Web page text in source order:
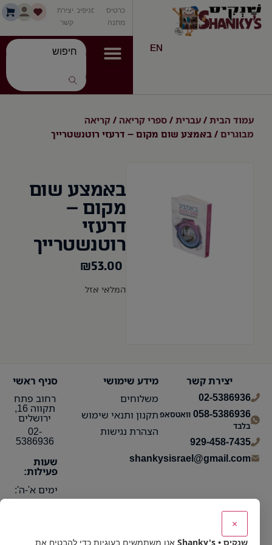
EN
כרטיס
מתנה
סניפים יצירת
קשר
עמוד הבית / עברית / ספרי קריאה / קריאה
מבוגרים / באמצע שום מקום – דרעזי רוטנשטרייך
באמצע שום
מקום –
דרעזי
רוטנשטרייך
₪53.00
המלאי אזל
מידע שימושי
משלוחים
תקנון ותנאי שימוש
הצהרת נגישות
סניף ראשי
רחוב פתח
תקווה 16,
ירושלים
02-
5386936
שעות
פעילות:
ימים א'-ה':
יצירת קשר
02-5386936
058-5386936 וואטסאפ
בלבד
929-458-7435
shankysisrael@gmail.com
×
שנקיס • Shanky's אנו משתמשים בעוגיות כדי להבטיח את